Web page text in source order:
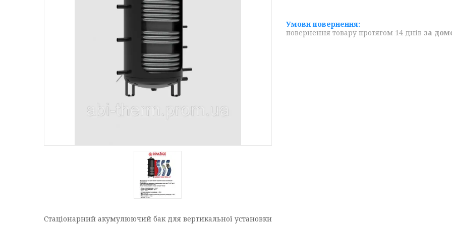
повернення товару протягом 14 днів за
Стаціонарний акумулюючий бак для вертикальної установки